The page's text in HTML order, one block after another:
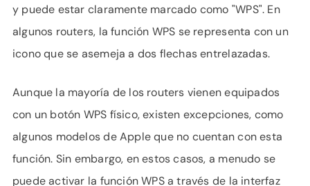
y puede estar claramente marcado como "WPS". En
algunos routers, la función WPS se representa con un
icono que se asemeja a dos flechas entrelazadas.
Aunque la mayoría de los routers vienen equipados
con un botón WPS físico, existen excepciones, como
algunos modelos de Apple que no cuentan con esta
función. Sin embargo, en estos casos, a menudo se
puede activar la función WPS a través de la interfaz